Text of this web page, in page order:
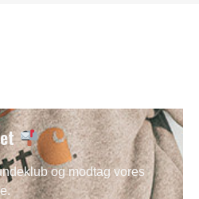
og modtag vores